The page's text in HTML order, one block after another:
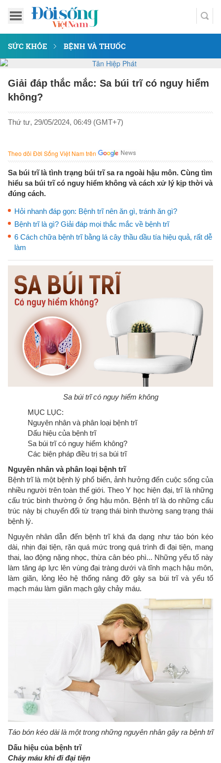
SỨC KHỎE BỆNH VÀ THUỐC
Giải đáp thắc mắc: Sa búi trĩ có nguy hiểm
không?
Thứ tư, 29/05/2024, 06:49 (GMT+7)
Theo dõi Đời Sống Việt Nam trên
Sa búi trĩ là tình trạng búi trĩ sa ra ngoài hậu môn. Cùng tìm
hiểu sa búi trĩ có nguy hiểm không và cách xử lý kịp thời và
đúng cách.
Hỏi nhanh đáp gọn: Bệnh trĩ nên ăn gì, tránh ăn gì?
Bệnh trĩ là gì? Giải đáp mọi thắc mắc về bệnh trĩ
6 Cách chữa bệnh trĩ bằng lá cây thầu dầu tía hiệu quả, rất dễ
làm
Sa búi trĩ có nguy hiểm không
MỤC LỤC:
Nguyên nhân và phân loại bệnh trĩ
Dấu hiệu của bệnh trĩ
Sa búi trĩ có nguy hiểm không?
Các biện pháp điều trị sa búi trĩ
Nguyên nhân và phân loại bệnh trĩ
Bệnh trĩ là một bệnh lý phổ biến, ảnh hưởng đến cuộc sống của
nhiều người trên toàn thế giới. Theo Y học hiện đại, trĩ là những
cấu trúc bình thường ở ống hậu môn. Bệnh trĩ là do những cấu
trúc này bị chuyển đổi từ trạng thái bình thường sang trạng thái
bệnh lý.
Nguyên nhân dẫn đến bệnh trĩ khá đa dạng như táo bón kéo
dài, nhịn đại tiện, rặn quá mức trong quá trình đi đại tiện, mang
thai, lao động nặng nhọc, thừa cân béo phì... Những yếu tố này
làm tăng áp lực lên vùng đại tràng dưới và tĩnh mạch hậu môn,
làm giãn, lỏng lẻo hệ thống nâng đỡ gây sa búi trĩ và yếu tố
mạch máu làm giãn mạch gây chảy máu.
Táo bón kéo dài là một trong những nguyên nhân gây ra bệnh trĩ
Dấu hiệu của bệnh trĩ
Chảy máu khi đi đại tiện